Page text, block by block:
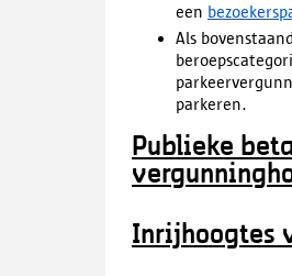
een
Als
parkeren.
Publieke
Inrijhoogtes